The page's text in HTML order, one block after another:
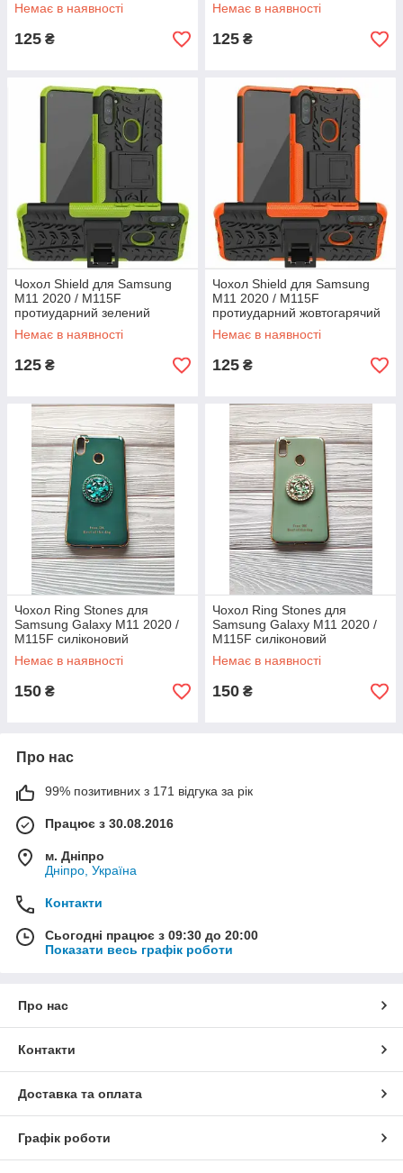
Немає в наявності
125 ₴
Немає в наявності
125 ₴
Чохол Shield для Samsung
M11 2020 / M115F
протиударний зелений
Немає в наявності
125 ₴
Чохол Shield для Samsung
M11 2020 / M115F
протиударний жовтогарячий
Немає в наявності
125 ₴
Чохол Ring Stones для
Samsung Galaxy M11 2020 /
M115F силіконовий
Смарагдовий
Немає в наявності
150 ₴
Чохол Ring Stones для
Samsung Galaxy M11 2020 /
M115F силіконовий
Фісташковий
Немає в наявності
150 ₴
Про нас
99% позитивних з 171 відгука за рік
Працює з 30.08.2016
м. Дніпро
Дніпро, Україна
Контакти
Сьогодні працює з 09:30 до 20:00
Показати весь графік роботи
Про нас
Контакти
Доставка та оплата
Графік роботи